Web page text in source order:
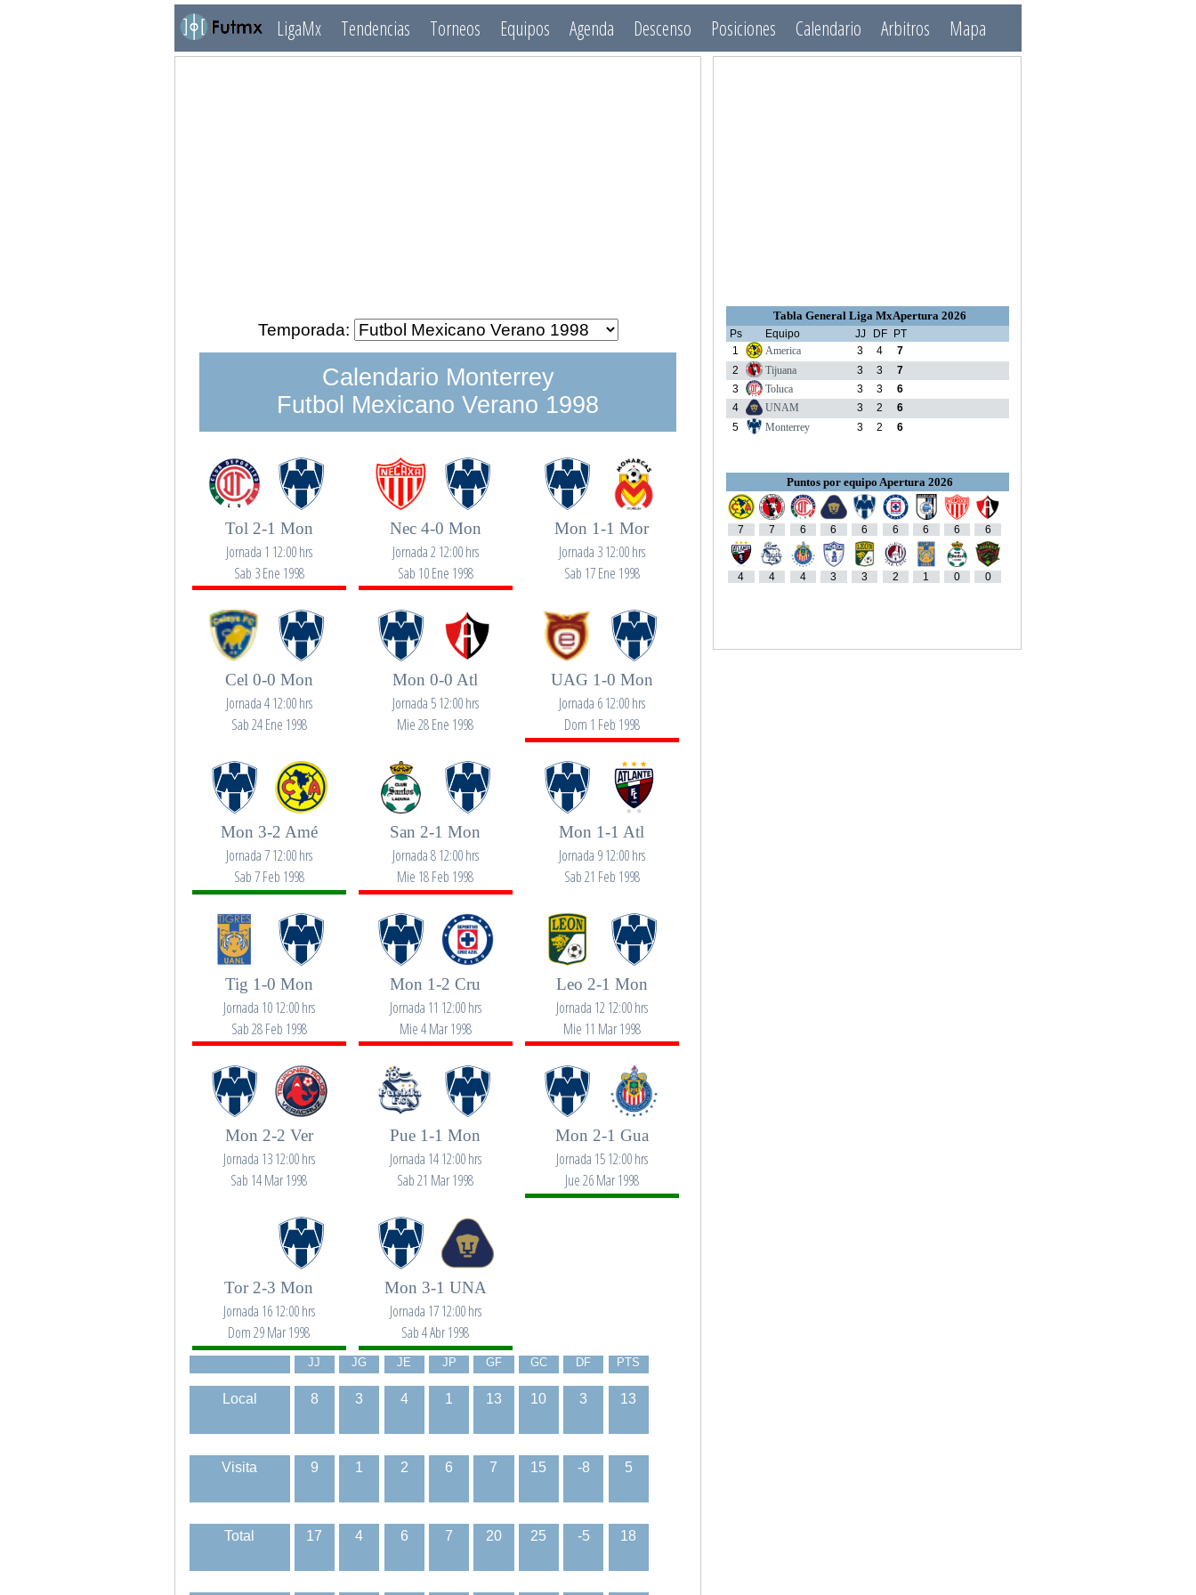
LigaMx Tendencias Torneos Equipos Agenda Descenso Posiciones Calendario Arbitros Mapa
Temporada:
Calendario Monterrey
Futbol Mexicano Verano 1998
Tol 2-1 Mon
Jornada 1 12:00 hrs
Sab 3 Ene 1998
Nec 4-0 Mon
Jornada 2 12:00 hrs
Sab 10 Ene 1998
Mon 1-1 Mor
Jornada 3 12:00 hrs
Sab 17 Ene 1998
Cel 0-0 Mon
Jornada 4 12:00 hrs
Sab 24 Ene 1998
Mon 0-0 Atl
Jornada 5 12:00 hrs
Mie 28 Ene 1998
UAG 1-0 Mon
Jornada 6 12:00 hrs
Dom 1 Feb 1998
Mon 3-2 Amé
Jornada 7 12:00 hrs
Sab 7 Feb 1998
San 2-1 Mon
Jornada 8 12:00 hrs
Mie 18 Feb 1998
Mon 1-1 Atl
Jornada 9 12:00 hrs
Sab 21 Feb 1998
Tig 1-0 Mon
Jornada 10 12:00 hrs
Sab 28 Feb 1998
Mon 1-2 Cru
Jornada 11 12:00 hrs
Mie 4 Mar 1998
Leo 2-1 Mon
Jornada 12 12:00 hrs
Mie 11 Mar 1998
Mon 2-2 Ver
Jornada 13 12:00 hrs
Sab 14 Mar 1998
Pue 1-1 Mon
Jornada 14 12:00 hrs
Sab 21 Mar 1998
Mon 2-1 Gua
Jornada 15 12:00 hrs
Jue 26 Mar 1998
Tor 2-3 Mon
Jornada 16 12:00 hrs
Dom 29 Mar 1998
Mon 3-1 UNA
Jornada 17 12:00 hrs
Sab 4 Abr 1998
JJ JG JE JP GF GC DF PTS
Local 8 3 4 1 13 10 3 13
Visita 9 1 2 6 7 15 -8 5
Total 17 4 6 7 20 25 -5 18
Tabla General Liga MxApertura 2026
Ps Equipo JJ DF PT
1
America 3 4
7
2
Tijuana 3 3
7
3
Toluca 3 3
6
4
UNAM 3 2
6
5
Monterrey 3 2 6
Puntos por equipo Apertura 2026
7 7 6 6 6 6 6 6 6
4 4 4 3 3 2 1 0 0